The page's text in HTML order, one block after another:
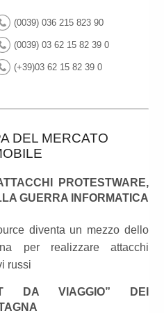
(0039) 036 215 823 90
(0039) 03 62 15 82 39 0
(+39)03 62 15 82 39 0
DEL MERCATO
PROTESTWARE,
GUERRA INFORMATICA
diventa un mezzo dello
per realizzare attacchi
russi
DA VIAGGIO” DEI